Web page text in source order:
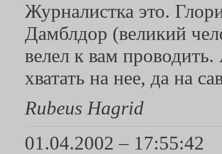
Журналистка это.
Дамблдор (великий
велел к вам
хватать на нее, да на
Rubeus Hagrid
01.04.2002 – 17:55:42